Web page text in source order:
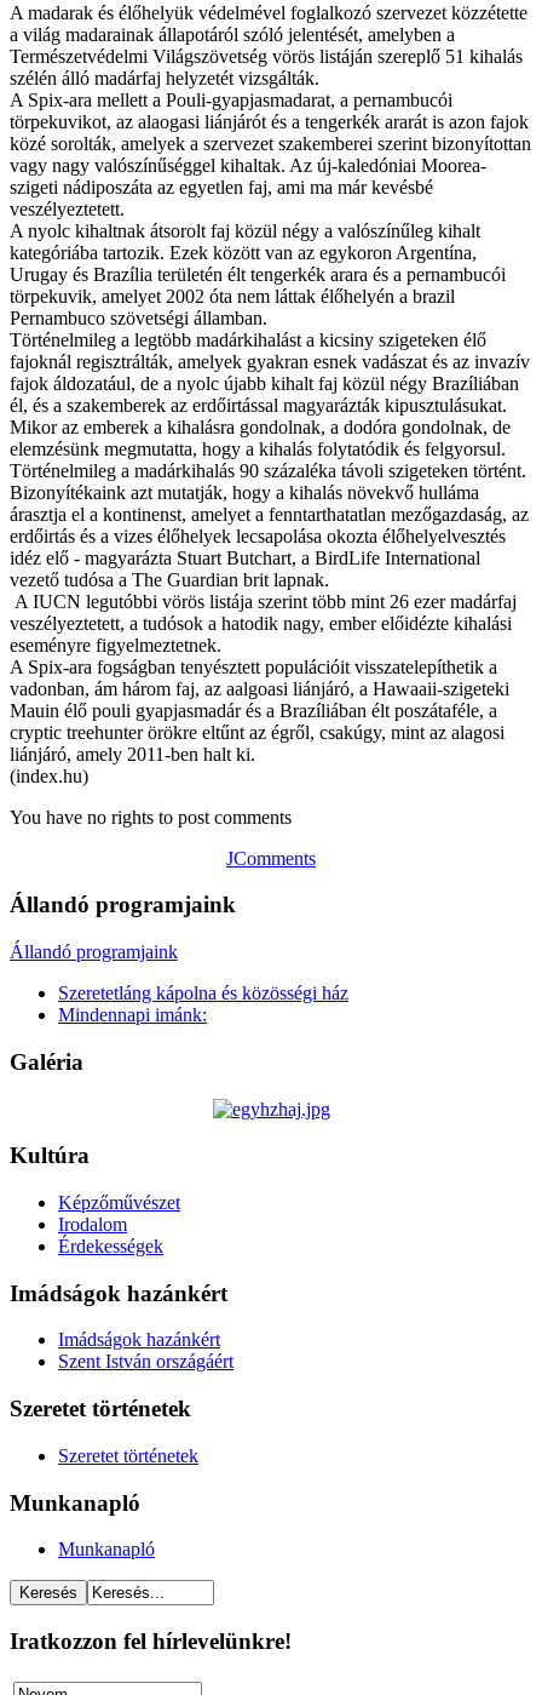
A madarak és élőhelyük védelmével foglalkozó szervezet közzétette
a világ madarainak állapotáról szóló jelentését, amelyben a
Természetvédelmi Világszövetség vörös listáján szereplő 51 kihalás
szélén álló madárfaj helyzetét vizsgálták.
A Spix-ara mellett a Pouli-gyapjasmadarat, a pernambucói
törpekuvikot, az alaogasi liánjárót és a tengerkék ararát is azon fajok
közé sorolták, amelyek a szervezet szakemberei szerint bizonyítottan
vagy nagy valószínűséggel kihaltak. Az új-kaledóniai Moorea-
szigeti nádiposzáta az egyetlen faj, ami ma már kevésbé
veszélyeztetett.
A nyolc kihaltnak átsorolt faj közül négy a valószínűleg kihalt
kategóriába tartozik. Ezek között van az egykoron Argentína,
Urugay és Brazília területén élt tengerkék arara és a pernambucói
törpekuvik, amelyet 2002 óta nem láttak élőhelyén a brazil
Pernambuco szövetségi államban.
Történelmileg a legtöbb madárkihalást a kicsiny szigeteken élő
fajoknál regisztrálták, amelyek gyakran esnek vadászat és az invazív
fajok áldozatául, de a nyolc újabb kihalt faj közül négy Brazíliában
él, és a szakemberek az erdőirtással magyarázták kipusztulásukat.
Mikor az emberek a kihalásra gondolnak, a dodóra gondolnak, de
elemzésünk megmutatta, hogy a kihalás folytatódik és felgyorsul.
Történelmileg a madárkihalás 90 százaléka távoli szigeteken történt.
Bizonyítékaink azt mutatják, hogy a kihalás növekvő hulláma
árasztja el a kontinenst, amelyet a fenntarthatatlan mezőgazdaság, az
erdőirtás és a vizes élőhelyek lecsapolása okozta élőhelyelvesztés
idéz elő - magyarázta Stuart Butchart, a BirdLife International
vezető tudósa a The Guardian brit lapnak.
A IUCN legutóbbi vörös listája szerint több mint 26 ezer madárfaj
veszélyeztetett, a tudósok a hatodik nagy, ember előidézte kihalási
eseményre figyelmeztetnek.
A Spix-ara fogságban tenyésztett populációit visszatelepíthetik a
vadonban, ám három faj, az aalgoasi liánjáró, a Hawaaii-szigeteki
Mauin élő pouli gyapjasmadár és a Brazíliában élt poszátaféle, a
cryptic treehunter örökre eltűnt az égről, csakúgy, mint az alagosi
liánjáró, amely 2011-ben halt ki.
(index.hu)
You have no rights to post comments
JComments
Állandó programjaink
Állandó programjaink
Szeretetláng kápolna és közösségi ház
Mindennapi imánk:
Galéria
Kultúra
Képzőművészet
Irodalom
Érdekességek
Imádságok hazánkért
Imádságok hazánkért
Szent István országáért
Szeretet történetek
Szeretet történetek
Munkanapló
Munkanapló
Iratkozzon fel hírlevelünkre!